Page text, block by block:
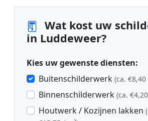
Wat kost uw
in Luddeweer?
Kies uw gewenste diensten:
Buitenschilderwerk (ca.
Binnenschilderwerk (ca.
Houtwerk / Kozijnen lakken